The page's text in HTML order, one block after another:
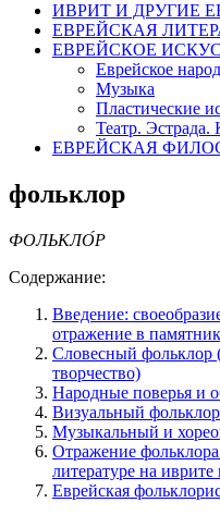
ИВРИТ И ДРУГИЕ
ЕВРЕЙСКАЯ
ЕВРЕЙСКОЕ
Еврейское
Музыка
Пластические
Театр. Эстрада.
ЕВРЕЙСКАЯ
фольклор
ФОЛЬКЛО́Р
Содержание:
Введение:
отражение в
Словесный фольклор
творчество)
Народные поверья и
Визуальный фольклор
Музыкальный и
Отражение
литературе на иврите
Еврейская